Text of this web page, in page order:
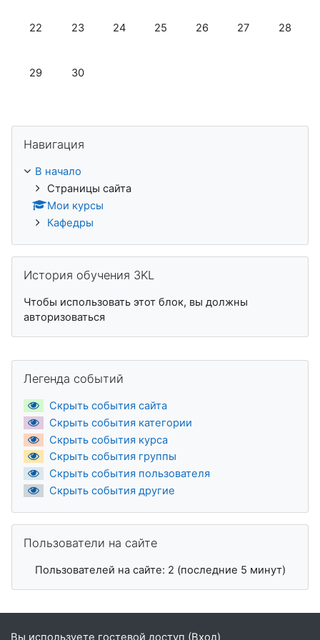
Нет событий, понедельник 22 июня
22 Нет событий, вторник 23 июня
23 Нет событий, среда 24 июня
24 Нет событий, четверг 25 июня
25 Нет событий, пятница
26 Нет событий,
27 Нет
28
Нет событий, понедельник 29 июня
29 Нет событий, вторник 30 июня
30
Навигация
В начало
Страницы сайта
Мои курсы
Кафедры
История обучения 3KL
Чтобы использовать этот блок, вы должны
авторизоваться
Легенда событий
Скрыть события сайта
Скрыть события категории
Скрыть события курса
Скрыть события группы
Скрыть события пользователя
Скрыть события другие
Пользователи на сайте
Пользователей на сайте: 2 (последние 5 минут)
Вы используете гостевой доступ (Вход)